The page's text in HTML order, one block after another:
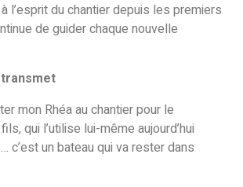
l’esprit du chantier depuis les premiers
de guider chaque nouvelle
mon Rhéa au chantier pour le
qui l’utilise lui-même aujourd’hui
c’est un bateau qui va rester dans